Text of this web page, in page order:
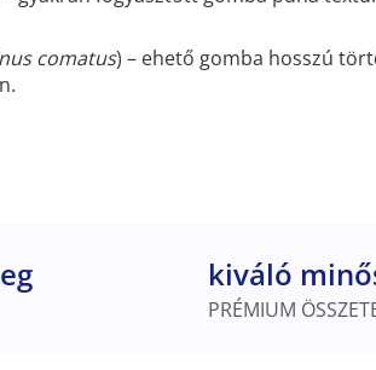
comatus) – ehető gomba hosszú
kiváló
PRÉMIUM